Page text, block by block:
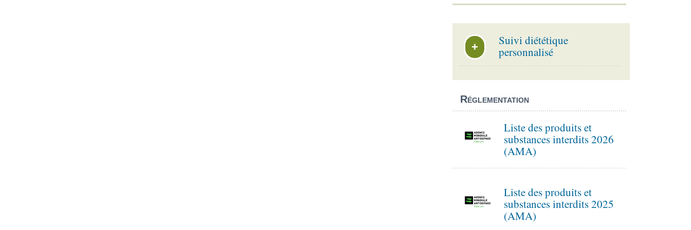
+
Suivi diététique
personnalisé
Réglementation
Liste des produits et
substances interdits 2026
(AMA)
Liste des produits et
substances interdits 2025
(AMA)